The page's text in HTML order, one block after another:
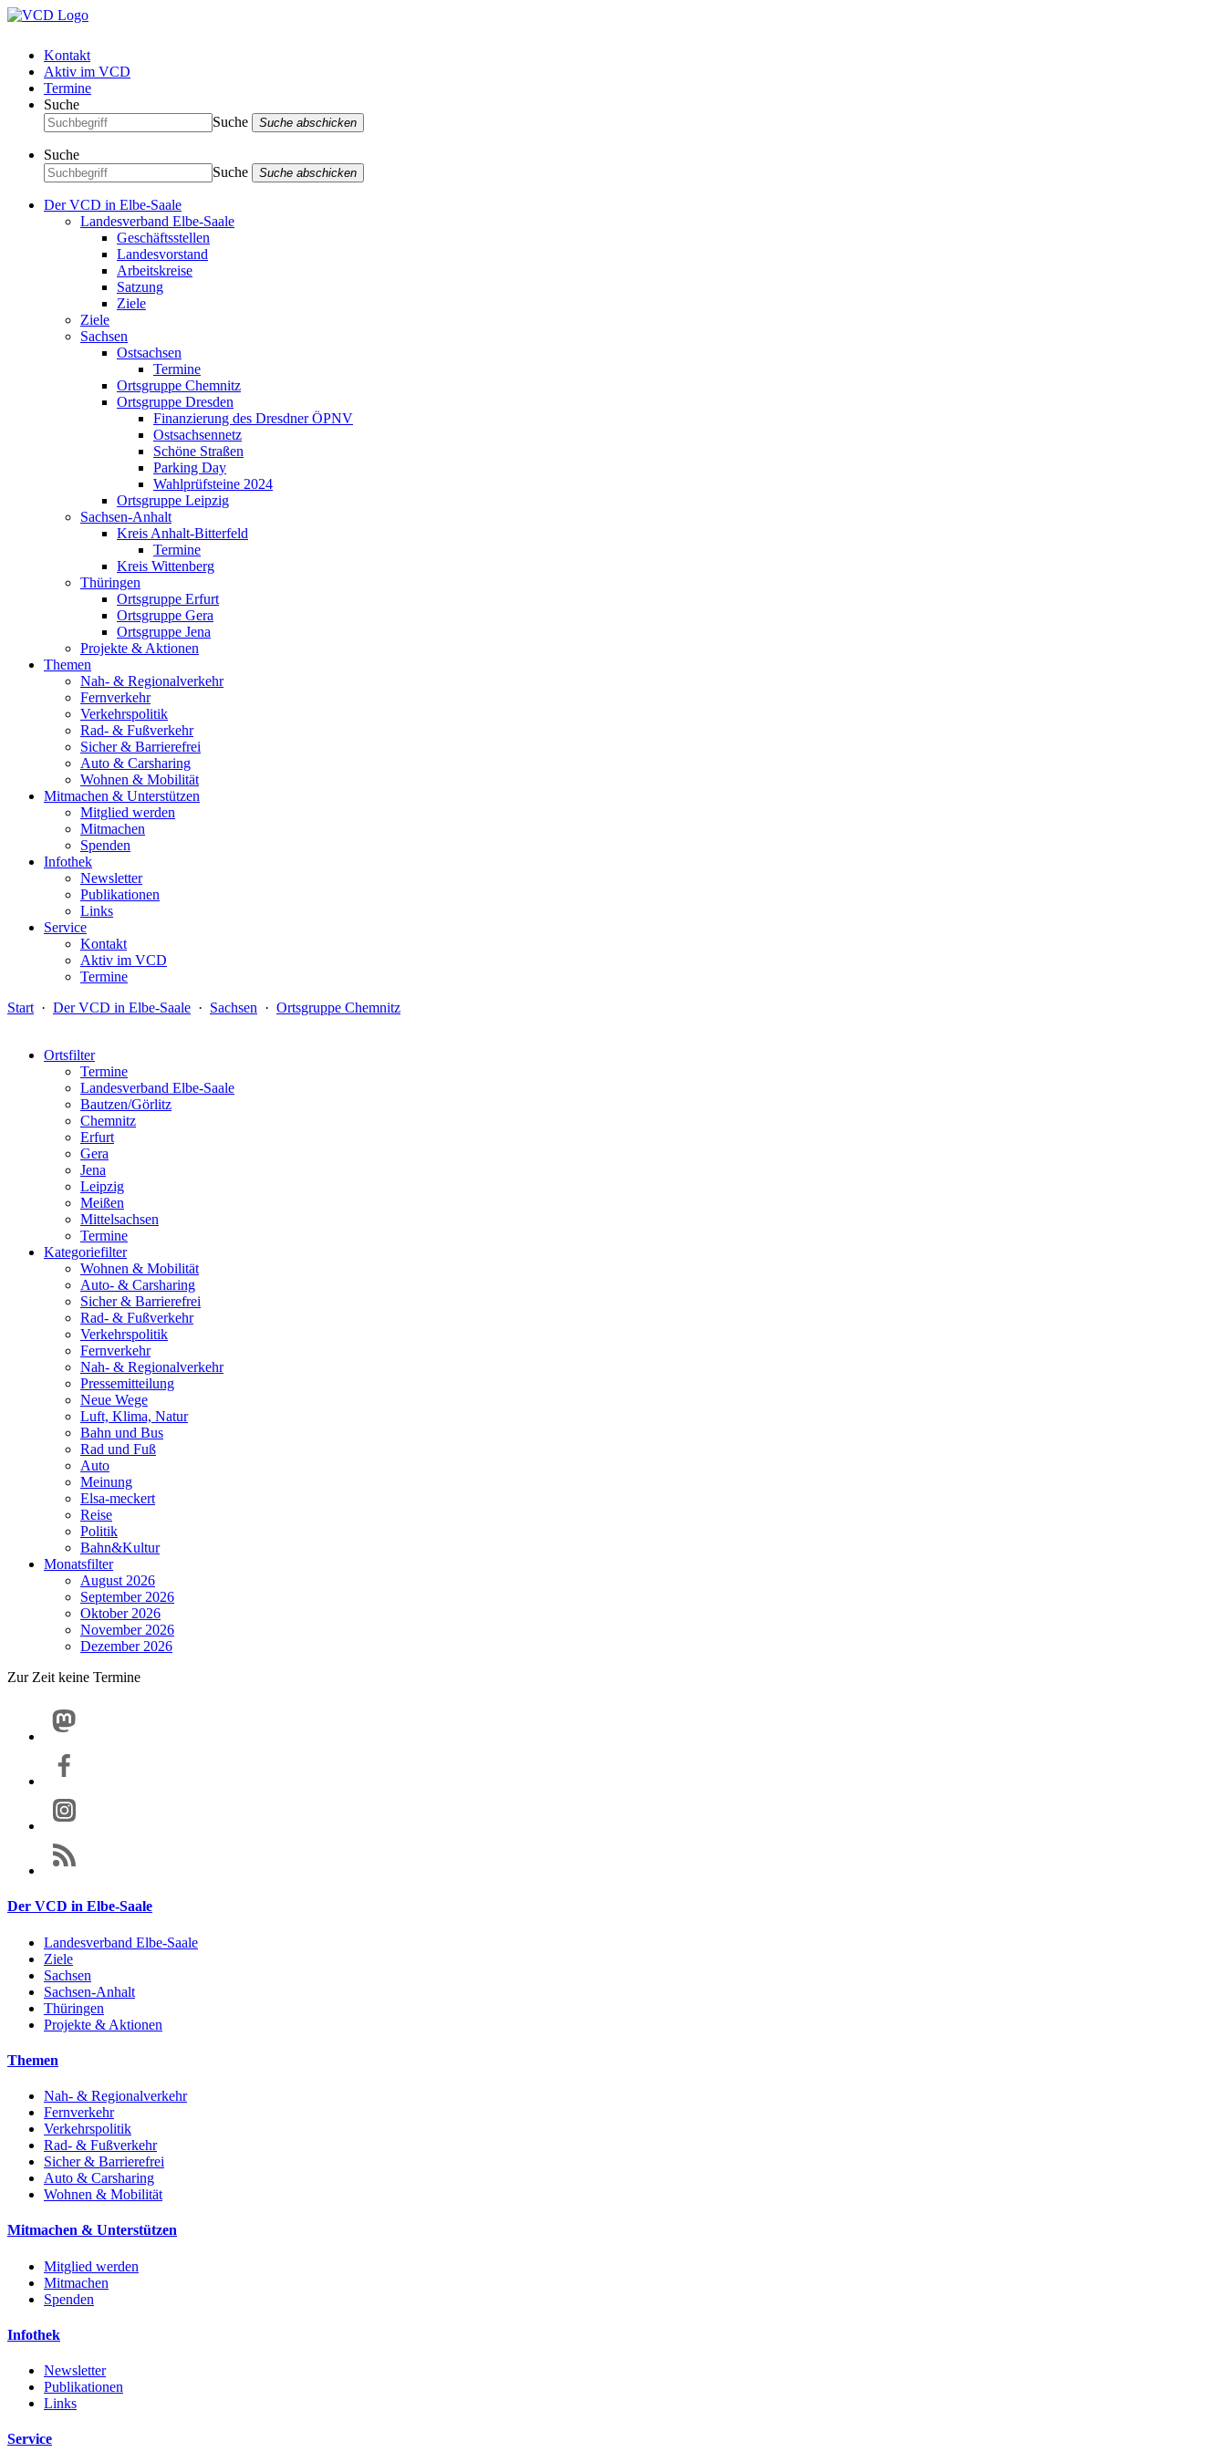
Kontakt
Aktiv im VCD
Termine
Suche
Suche
Suche abschicken
Suche
Suche
Suche abschicken
Der VCD in Elbe-Saale
Landesverband Elbe-Saale
Geschäftsstellen
Landesvorstand
Arbeitskreise
Satzung
Ziele
Ziele
Sachsen
Ostsachsen
Termine
Ortsgruppe Chemnitz
Ortsgruppe Dresden
Finanzierung des Dresdner ÖPNV
Ostsachsennetz
Schöne Straßen
Parking Day
Wahlprüfsteine 2024
Ortsgruppe Leipzig
Sachsen-Anhalt
Kreis Anhalt-Bitterfeld
Termine
Kreis Wittenberg
Thüringen
Ortsgruppe Erfurt
Ortsgruppe Gera
Ortsgruppe Jena
Projekte & Aktionen
Themen
Nah- & Regionalverkehr
Fernverkehr
Verkehrspolitik
Rad- & Fußverkehr
Sicher & Barrierefrei
Auto & Carsharing
Wohnen & Mobilität
Mitmachen & Unterstützen
Mitglied werden
Mitmachen
Spenden
Infothek
Newsletter
Publikationen
Links
Service
Kontakt
Aktiv im VCD
Termine
Start · Der VCD in Elbe-Saale · Sachsen · Ortsgruppe Chemnitz
Ortsfilter
Termine
Landesverband Elbe-Saale
Bautzen/Görlitz
Chemnitz
Erfurt
Gera
Jena
Leipzig
Meißen
Mittelsachsen
Termine
Kategoriefilter
Wohnen & Mobilität
Auto- & Carsharing
Sicher & Barrierefrei
Rad- & Fußverkehr
Verkehrspolitik
Fernverkehr
Nah- & Regionalverkehr
Pressemitteilung
Neue Wege
Luft, Klima, Natur
Bahn und Bus
Rad und Fuß
Auto
Meinung
Elsa-meckert
Reise
Politik
Bahn&Kultur
Monatsfilter
August 2026
September 2026
Oktober 2026
November 2026
Dezember 2026
Zur Zeit keine Termine
Der VCD in Elbe-Saale
Landesverband Elbe-Saale
Ziele
Sachsen
Sachsen-Anhalt
Thüringen
Projekte & Aktionen
Themen
Nah- & Regionalverkehr
Fernverkehr
Verkehrspolitik
Rad- & Fußverkehr
Sicher & Barrierefrei
Auto & Carsharing
Wohnen & Mobilität
Mitmachen & Unterstützen
Mitglied werden
Mitmachen
Spenden
Infothek
Newsletter
Publikationen
Links
Service